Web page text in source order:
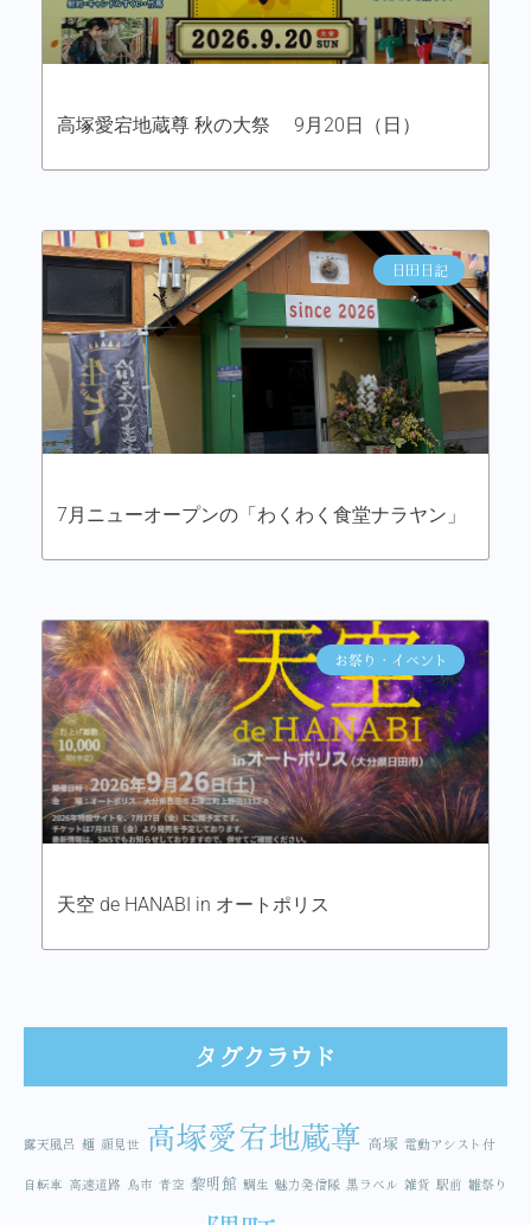
高塚愛宕地蔵尊 秋の大祭 9月20日（日）
日田日記
7月ニューオープンの「わくわく食堂ナラヤン」
お祭り・イベント
天空 de HANABI in オートポリス
タグクラウド
露天風呂 麺 顔見世 高塚愛宕地蔵尊 高塚 電動アシスト付
自転車 高速道路 鳥市 青空 黎明館 鯛生 魅力発信隊 黒ラベル 雑貨 駅前 雛祭り